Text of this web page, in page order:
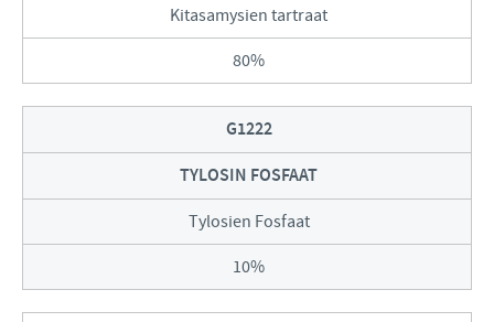
Kitasamysien tartraat
80%
G1222
TYLOSIN FOSFAAT
Tylosien Fosfaat
10%